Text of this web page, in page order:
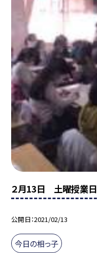
２月13日 土曜授業日
公開日 2021/02/13
今日の相っ子